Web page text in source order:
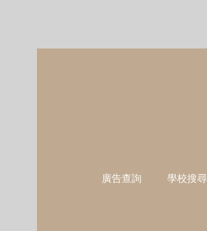
廣告查詢 學校搜尋